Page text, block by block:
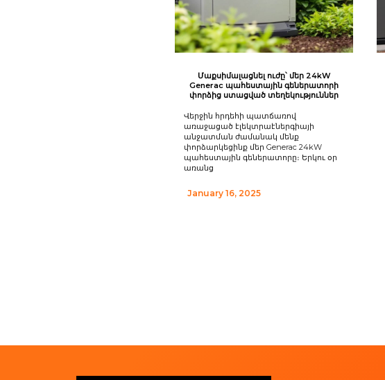
Մաքսիմալացնել ուժը՝ մեր 24kW
Generac պահեստային գեներատորի
փորձից ստացված տեղեկություններ
Վերջին հրդեհի պատճառով
առաջացած էլեկտրաէներգիայի
անջատման ժամանակ մենք
փորձարկեցինք մեր Generac 24kW
պահեստային գեներատորը։ Երկու օր
առանց
January 16, 2025